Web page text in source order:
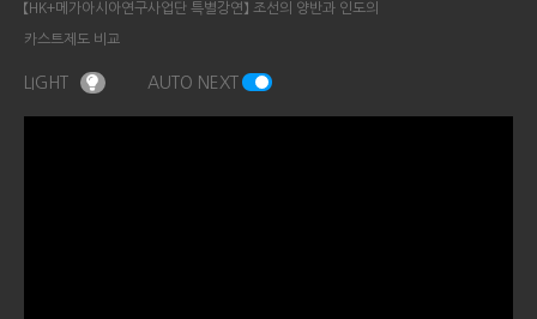
【HK+메가아시아연구사업단 특별강연】 조선의 양반과 인도의
카스트제도 비교
LIGHT AUTO NEXT